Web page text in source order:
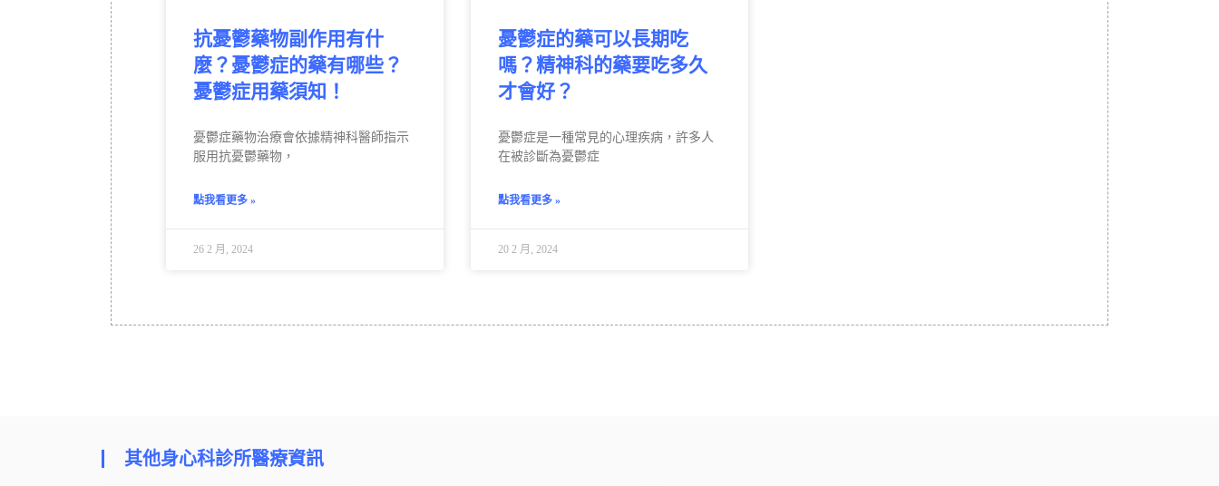
抗憂鬱藥物副作用有什
麼？憂鬱症的藥有哪些？
憂鬱症用藥須知！
憂鬱症藥物治療會依據精神科醫師指示
服用抗憂鬱藥物，
點我看更多 »
26 2 月, 2024
憂鬱症的藥可以長期吃
嗎？精神科的藥要吃多久
才會好？
憂鬱症是一種常見的心理疾病，許多人
在被診斷為憂鬱症
點我看更多 »
20 2 月, 2024
其他身心科診所醫療資訊